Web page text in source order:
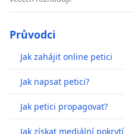
Průvodci
Jak zahájit online petici
Jak napsat petici?
Jak petici propagovat?
Jak získat mediální pokrytí